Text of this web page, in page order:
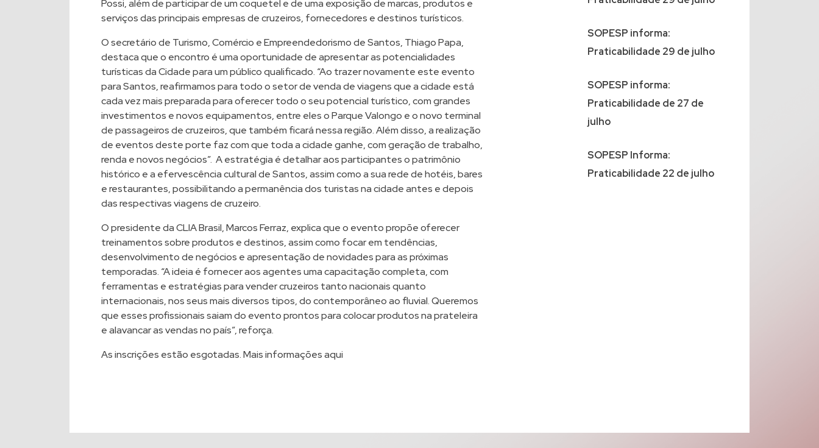
Possi, além de participar de um coquetel e de uma exposição de marcas, produtos e
serviços das principais empresas de cruzeiros, fornecedores e destinos turísticos.
O secretário de Turismo, Comércio e Empreendedorismo de Santos, Thiago Papa,
destaca que o encontro é uma oportunidade de apresentar as potencialidades
turísticas da Cidade para um público qualificado. “Ao trazer novamente este evento
para Santos, reafirmamos para todo o setor de venda de viagens que a cidade está
cada vez mais preparada para oferecer todo o seu potencial turístico, com grandes
investimentos e novos equipamentos, entre eles o Parque Valongo e o novo terminal
de passageiros de cruzeiros, que também ficará nessa região. Além disso, a realização
de eventos deste porte faz com que toda a cidade ganhe, com geração de trabalho,
renda e novos negócios”. A estratégia é detalhar aos participantes o patrimônio
histórico e a efervescência cultural de Santos, assim como a sua rede de hotéis, bares
e restaurantes, possibilitando a permanência dos turistas na cidade antes e depois
das respectivas viagens de cruzeiro.
O presidente da CLIA Brasil, Marcos Ferraz, explica que o evento propõe oferecer
treinamentos sobre produtos e destinos, assim como focar em tendências,
desenvolvimento de negócios e apresentação de novidades para as próximas
temporadas. “A ideia é fornecer aos agentes uma capacitação completa, com
ferramentas e estratégias para vender cruzeiros tanto nacionais quanto
internacionais, nos seus mais diversos tipos, do contemporâneo ao fluvial. Queremos
que esses profissionais saiam do evento prontos para colocar produtos na prateleira
e alavancar as vendas no país”, reforça.
As inscrições estão esgotadas.Mais informações aqui
SOPESP informa:
Praticabilidade 29 de julho
SOPESP informa:
Praticabilidade de 27 de
julho
SOPESP Informa:
Praticabilidade 22 de julho